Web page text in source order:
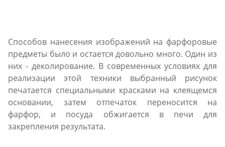
Способов нанесения изображений на фарфоровые
предметы было и остается довольно много. Один из
них - деколирование. В современных условиях для
реализации этой техники выбранный рисунок
печатается специальными красками на клеящемся
основании, затем отпечаток переносится на
фарфор, и посуда обжигается в печи для
закрепления результата.